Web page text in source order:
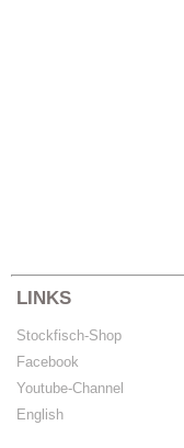
LINKS
Stockfisch-Shop
Facebook
Youtube-Channel
English